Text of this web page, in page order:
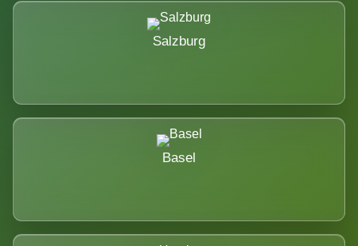
Salzburg
Basel